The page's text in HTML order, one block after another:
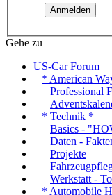
Gehe zu
US-Car Forum
* American
Professional
* Technik *
Basics -
Daten -
Projekte
Werkstatt -
* Automobile